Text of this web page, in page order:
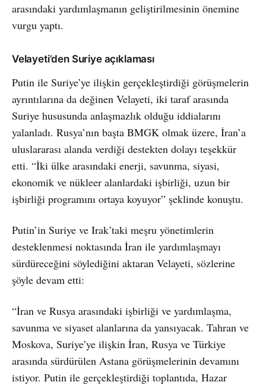
arasındaki yardımlaşmanın geliştirilmesinin önemine
vurgu yaptı.
Velayeti’den Suriye açıklaması
Putin ile Suriye’ye ilişkin gerçekleştirdiği görüşmelerin
ayrıntılarına da değinen Velayeti, iki taraf arasında
Suriye hususunda anlaşmazlık olduğu iddialarını
yalanladı. Rusya’nın başta BMGK olmak üzere, İran’a
uluslararası alanda verdiği destekten dolayı teşekkür
etti. “İki ülke arasındaki enerji, savunma, siyasi,
ekonomik ve nükleer alanlardaki işbirliği, uzun bir
işbirliği programını ortaya koyuyor” şeklinde konuştu.
Putin’in Suriye ve Irak’taki meşru yönetimlerin
desteklenmesi noktasında İran ile yardımlaşmayı
sürdüreceğini söylediğini aktaran Velayeti, sözlerine
şöyle devam etti:
“İran ve Rusya arasındaki işbirliği ve yardımlaşma,
savunma ve siyaset alanlarına da yansıyacak. Tahran ve
Moskova, Suriye’ye ilişkin İran, Rusya ve Türkiye
arasında sürdürülen Astana görüşmelerinin devamını
istiyor. Putin ile gerçekleştirdiği toplantıda, Hazar